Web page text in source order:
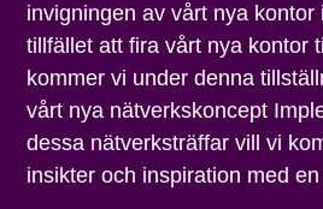
invigningen av vårt nya kontor
tillfället att fira vårt nya kontor
kommer vi under denna
vårt nya nätverkskoncept
dessa nätverksträffar vill vi
insikter och inspiration med